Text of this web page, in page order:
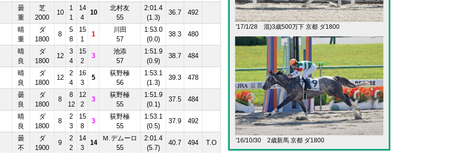
曇
重
芝
2000
10
1
1
14
4
10
北村友
55
2:01.4
(1.3)
36.7 492
晴
重
ダ
1800
8
5
8
15
1
1
川田
57
1:53.0
(0.0)
38.3 480
晴
良
ダ
1800
12
3
4
15
2
3
池添
57
1:51.9
(0.9)
38.7 484
晴
良
ダ
1800
12
2
4
16
3
5
荻野極
56
1:53.1
(1.3)
39.3 478
曇
良
ダ
1800
8
8
12
12
2
3
荻野極
55
1:51.9
(0.1)
37.5 484
晴
良
ダ
1800
8
2
3
15
8
3
荻野極
55
1:53.1
(0.5)
37.9 492
曇
不
ダ
1900
9
2
2
14
3
14
Ｍ.デムーロ
55
2:01.4
(5.7)
40.7 494 T.O
'17/1/28 混)3歳500万下 京都 ダ1800
'16/10/30 2歳新馬 京都 ダ1800